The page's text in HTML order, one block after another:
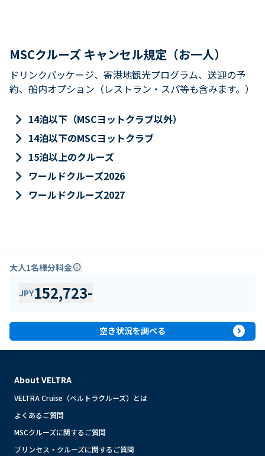
MSCクルーズ キャンセル規定（お一人）
ドリンクパッケージ、寄港地観光プログラム、送迎の予
約、船内オプション（レストラン・スパ等も含みます。）
keyboard_arrow_right 14泊以下（MSCヨットクラブ以外）
keyboard_arrow_right 14泊以下のMSCヨットクラブ
keyboard_arrow_right 15泊以上のクルーズ
keyboard_arrow_right ワールドクルーズ2026
keyboard_arrow_right ワールドクルーズ2027
大人1名様分料金info
JPY152,723-
空き状況を調べる expand_circle_right
About VELTRA
VELTRA Cruise（ベルトラクルーズ）とは
よくあるご質問
MSCクルーズに関するご質問
プリンセス・クルーズに関するご質問